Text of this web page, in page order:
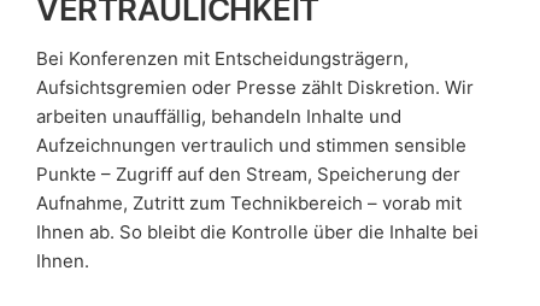
VERTRAULICHKEIT
Bei Konferenzen mit Entscheidungsträgern,
Aufsichtsgremien oder Presse zählt Diskretion. Wir
arbeiten unauffällig, behandeln Inhalte und
Aufzeichnungen vertraulich und stimmen sensible
Punkte – Zugriff auf den Stream, Speicherung der
Aufnahme, Zutritt zum Technikbereich – vorab mit
Ihnen ab. So bleibt die Kontrolle über die Inhalte bei
Ihnen.